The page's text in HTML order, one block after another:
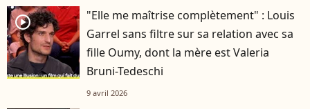
player2
"Elle me maîtrise complètement" : Louis
Garrel sans filtre sur sa relation avec sa
fille Oumy, dont la mère est Valeria
Bruni-Tedeschi
9 avril 2026